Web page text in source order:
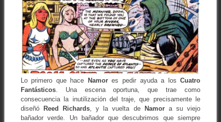
Lo primero que hace Namores pedir ayuda a losCuatro
Fantásticos. Una escena oportuna, que trae como
consecuencia la inutilización del traje, que precisamente le
diseñóReed Richards , y la vuelta de Namora su viejo
bañador verde. Un bañador que descubrimos que siempre